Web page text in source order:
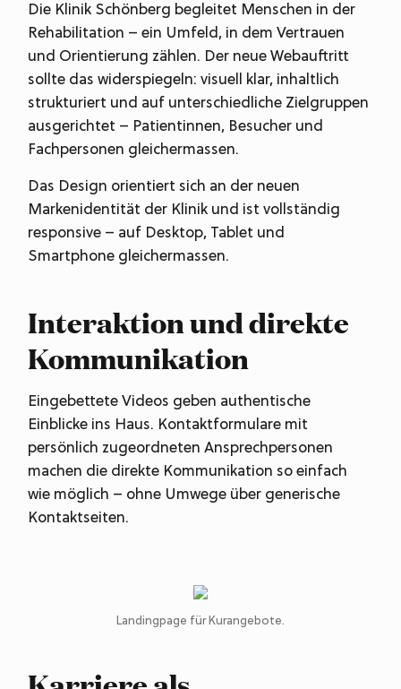
Die Klinik Schönberg begleitet Menschen in der
Rehabilitation – ein Umfeld, in dem Vertrauen
und Orientierung zählen. Der neue Webauftritt
sollte das widerspiegeln: visuell klar, inhaltlich
strukturiert und auf unterschiedliche Zielgruppen
ausgerichtet – Patientinnen, Besucher und
Fachpersonen gleichermassen.
Das Design orientiert sich an der neuen
Markenidentität der Klinik und ist vollständig
responsive – auf Desktop, Tablet und
Smartphone gleichermassen.
Interaktion und direkte
Kommunikation
Eingebettete Videos geben authentische
Einblicke ins Haus. Kontaktformulare mit
persönlich zugeordneten Ansprechpersonen
machen die direkte Kommunikation so einfach
wie möglich – ohne Umwege über generische
Kontaktseiten.
Landingpage für Kurangebote.